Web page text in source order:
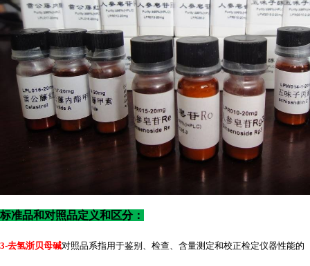
标准品和对照品定义和区分：
3-去氢浙贝母碱对照品系指用于鉴别、检查、含量测定和校正检定仪器性能的